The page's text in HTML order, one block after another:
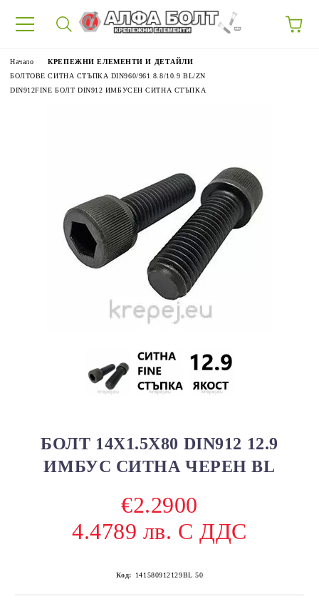
Начало
КРЕПЕЖНИ ЕЛЕМЕНТИ И ДЕТАЙЛИ
БОЛТОВЕ СИТНА СТЪПКА DIN960/961 8.8/10.9 BL/ZN
DIN912FINE БОЛТ DIN912 ИМБУСЕН СИТНА СТЪПКА
БОЛТ 14Х1.5Х80 DIN912 12.9
ИМБУС СИТНА ЧЕРЕН BL
€2.2900
4.4789 лв. С ДДС
Код: 141580912129BL 50